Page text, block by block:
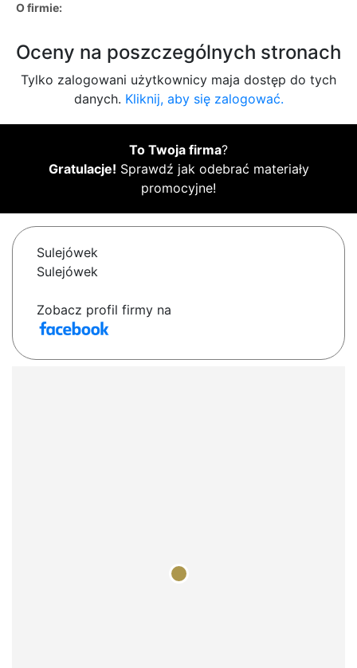
O firmie:
Oceny na poszczególnych stronach
Tylko zalogowani użytkownicy maja dostęp do tych
danych. Kliknij, aby się zalogować.
To Twoja firma?
Gratulacje! Sprawdź jak odebrać materiały
promocyjne!
Sulejówek
Sulejówek
Zobacz profil firmy na